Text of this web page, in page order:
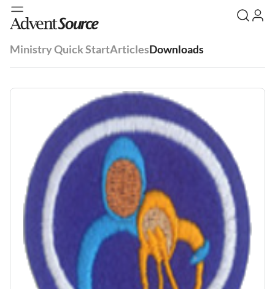
Ministry Quick StartArticlesDownloads